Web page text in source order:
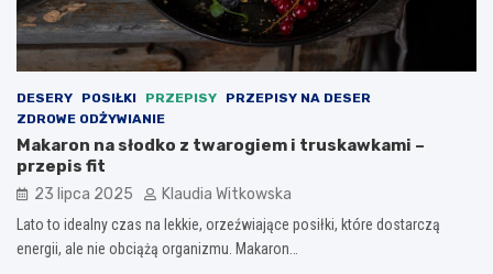
DESERY POSIŁKI PRZEPISY
PRZEPISY NA DESER
ZDROWE ODŻYWIANIE
Makaron na słodko z twarogiem i truskawkami –
przepis fit
23 lipca 2025 Klaudia Witkowska
Lato to idealny czas na lekkie, orzeźwiające posiłki, które dostarczą
energii, ale nie obciążą organizmu. Makaron…